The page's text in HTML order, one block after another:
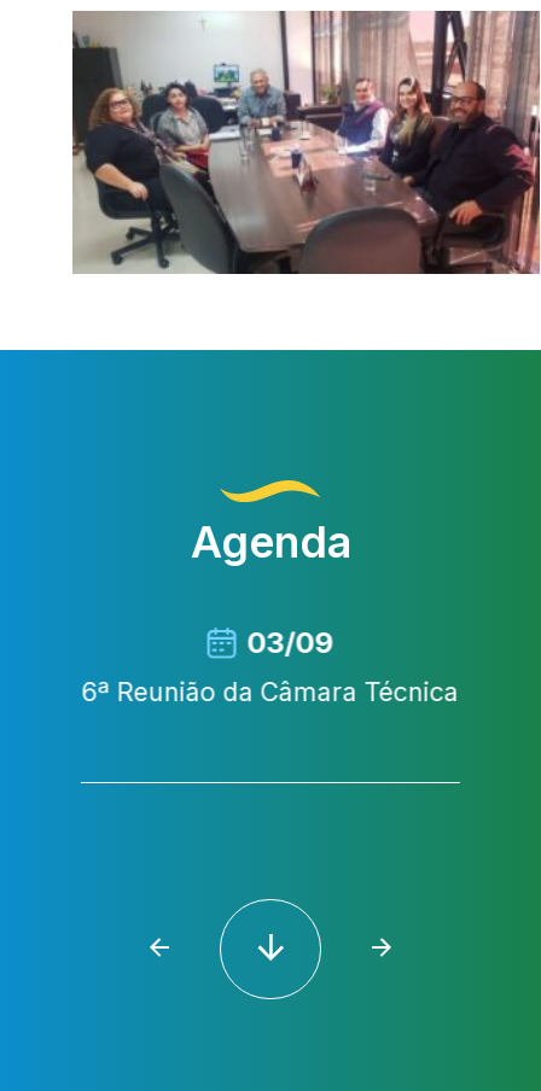
Agenda
03/09
6ª Reunião da Câmara Técnica